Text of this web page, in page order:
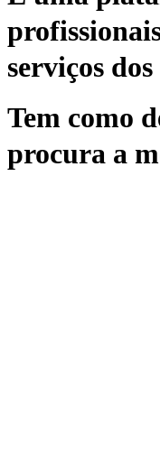
serviços
Tem como
procura a